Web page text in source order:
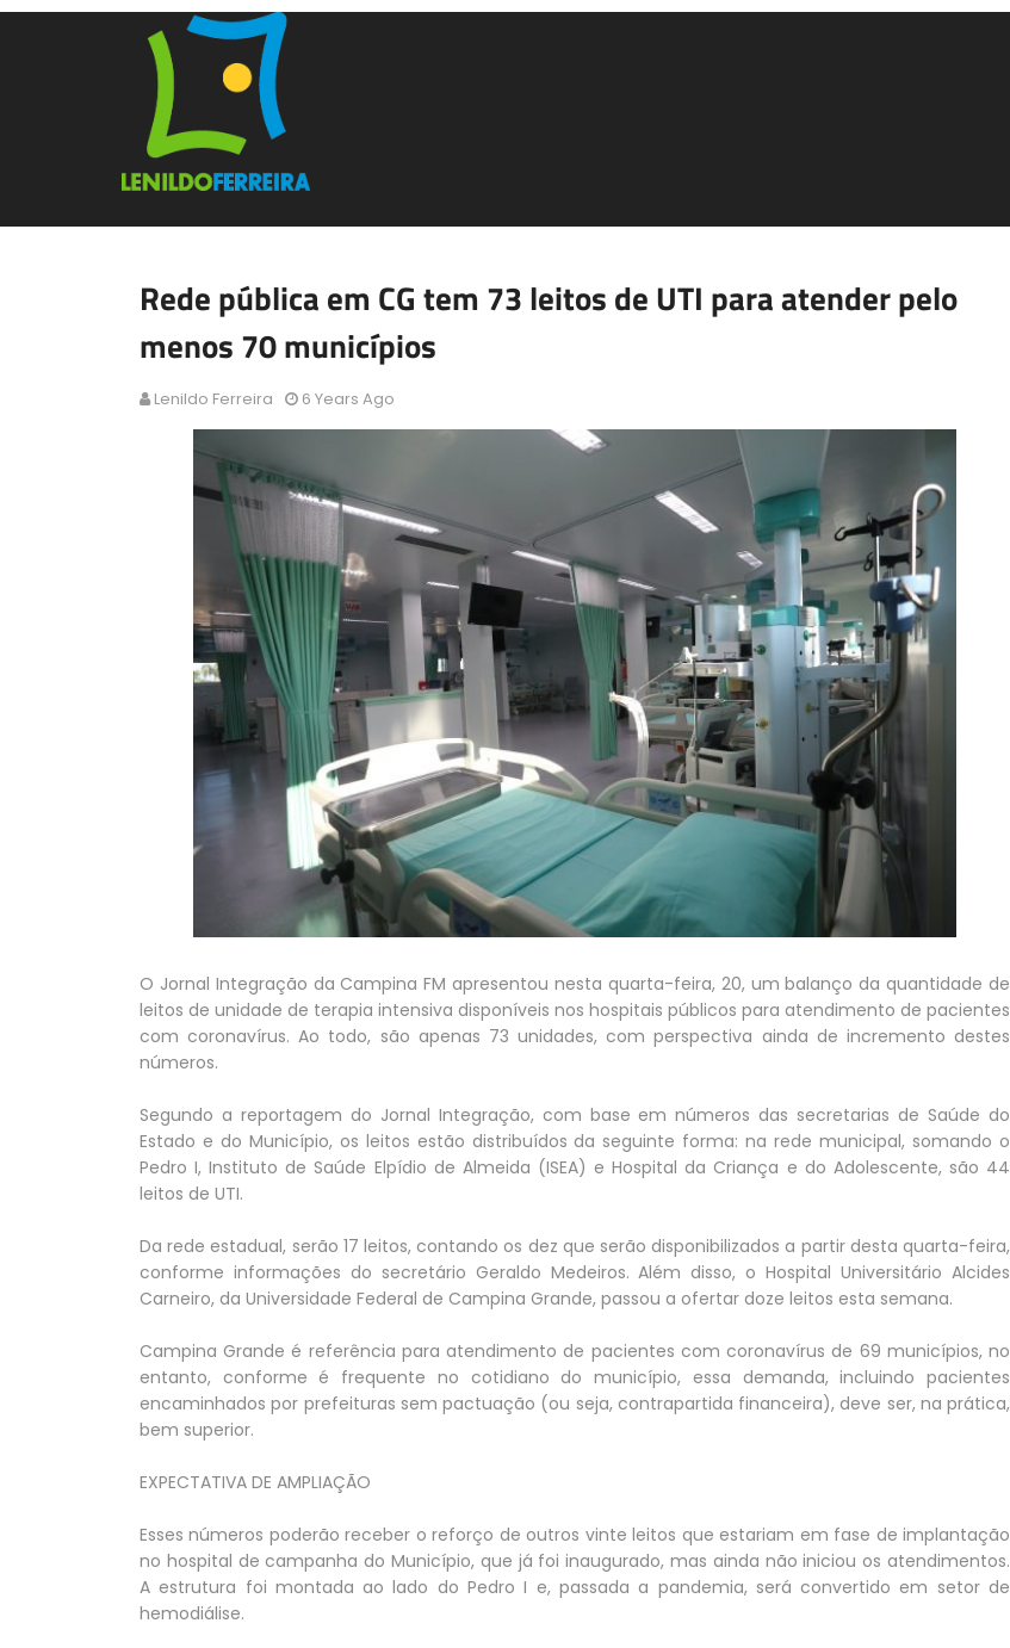
Rede pública em CG tem 73 leitos de UTI para atender pelo
menos 70 municípios
Lenildo Ferreira 6 Years Ago
O Jornal Integração da Campina FM apresentou nesta quarta-feira, 20, um balanço da quantidade de
leitos de unidade de terapia intensiva disponíveis nos hospitais públicos para atendimento de pacientes
com coronavírus. Ao todo, são apenas 73 unidades, com perspectiva ainda de incremento destes
números.
Segundo a reportagem do Jornal Integração, com base em números das secretarias de Saúde do
Estado e do Município, os leitos estão distribuídos da seguinte forma: na rede municipal, somando o
Pedro I, Instituto de Saúde Elpídio de Almeida (ISEA) e Hospital da Criança e do Adolescente, são 44
leitos de UTI.
Da rede estadual, serão 17 leitos, contando os dez que serão disponibilizados a partir desta quarta-feira,
conforme informações do secretário Geraldo Medeiros. Além disso, o Hospital Universitário Alcides
Carneiro, da Universidade Federal de Campina Grande, passou a ofertar doze leitos esta semana.
Campina Grande é referência para atendimento de pacientes com coronavírus de 69 municípios, no
entanto, conforme é frequente no cotidiano do município, essa demanda, incluindo pacientes
encaminhados por prefeituras sem pactuação (ou seja, contrapartida financeira), deve ser, na prática,
bem superior.
EXPECTATIVA DE AMPLIAÇÃO
Esses números poderão receber o reforço de outros vinte leitos que estariam em fase de implantação
no hospital de campanha do Município, que já foi inaugurado, mas ainda não iniciou os atendimentos.
A estrutura foi montada ao lado do Pedro I e, passada a pandemia, será convertido em setor de
hemodiálise.